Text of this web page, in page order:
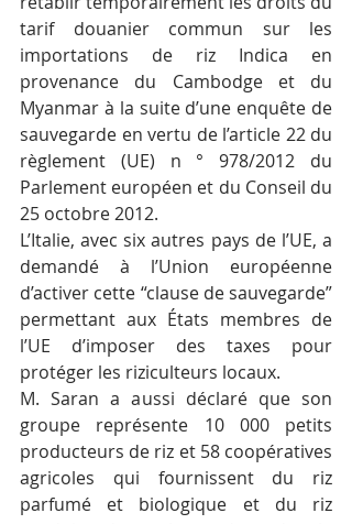
tarif douanier commun sur les
importations de riz Indica en
provenance du Cambodge et du
Myanmar à la suite d’une enquête de
sauvegarde en vertu de l’article 22 du
règlement (UE) n ° 978/2012 du
Parlement européen et du Conseil du
25 octobre 2012.
L’Italie, avec six autres pays de l’UE, a
demandé à l’Union européenne
d’activer cette “clause de sauvegarde”
permettant aux États membres de
l’UE d’imposer des taxes pour
protéger les riziculteurs locaux.
M. Saran a aussi déclaré que son
groupe représente 10 000 petits
producteurs de riz et 58 coopératives
agricoles qui fournissent du riz
parfumé et biologique et du riz